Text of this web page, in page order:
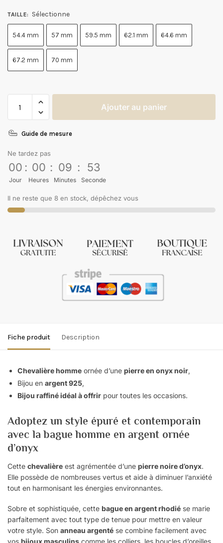
TAILLE: Sélectionne
54.4 mm 57 mm 59.5 mm 62.1 mm 64.6 mm
67.2 mm 70 mm
Ajouter au panier
Guide de mesure
Ne tardez pas
00
Jour
: 00
Heures
: 09
Minutes
: 53
Seconde
Il ne reste que 8 en stock, dépêchez vous
Fiche produit Description
Chevalière homme ornée d’une pierre en onyx noir,
Bijou en argent 925,
Bijou raffiné idéal à offrir pour toutes les occasions.
Adoptez un style épuré et contemporain
avec la bague homme en argent ornée
d’onyx
Cette chevalière est agrémentée d’une pierre noire d’onyx.
Elle possède de nombreuses vertus et aide à diminuer l’anxiété
tout en harmonisant les énergies environnantes.
Sobre et sophistiquée, cette bague en argent rhodié se marie
parfaitement avec tout type de tenue pour mettre en valeur
votre style. Son anneau argenté se combine facilement avec
vos bijoux masculins comme les colliers, les boucles d’oreilles,